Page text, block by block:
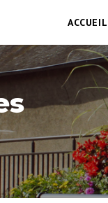
ACCUEIL